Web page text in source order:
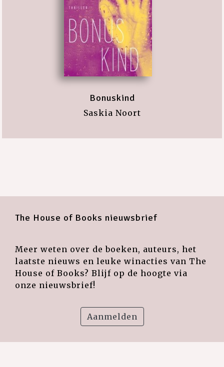
Bonuskind
Saskia Noort
The House of Books nieuwsbrief
Meer weten over de boeken, auteurs, het
laatste nieuws en leuke winacties van The
House of Books? Blijf op de hoogte via
onze nieuwsbrief!
Aanmelden